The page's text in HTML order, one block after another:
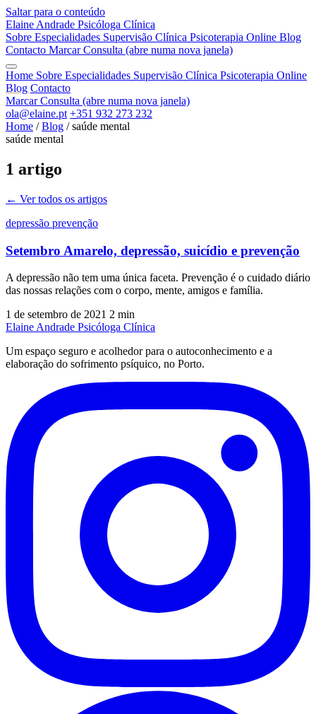
Saltar para o conteúdo
Elaine Andrade Psicóloga Clínica
Sobre Especialidades Supervisão Clínica Psicoterapia Online Blog
Contacto Marcar Consulta (abre numa nova janela)
Home Sobre Especialidades Supervisão Clínica Psicoterapia Online
Blog Contacto
Marcar Consulta (abre numa nova janela)
ola@elaine.pt +351 932 273 232
Home / Blog / saúde mental
saúde mental
1 artigo
← Ver todos os artigos
depressão prevenção
Setembro Amarelo, depressão, suicídio e prevenção
A depressão não tem uma única faceta. Prevenção é o cuidado diário
das nossas relações com o corpo, mente, amigos e família.
1 de setembro de 2021 2 min
Elaine Andrade Psicóloga Clínica
Um espaço seguro e acolhedor para o autoconhecimento e a
elaboração do sofrimento psíquico, no Porto.